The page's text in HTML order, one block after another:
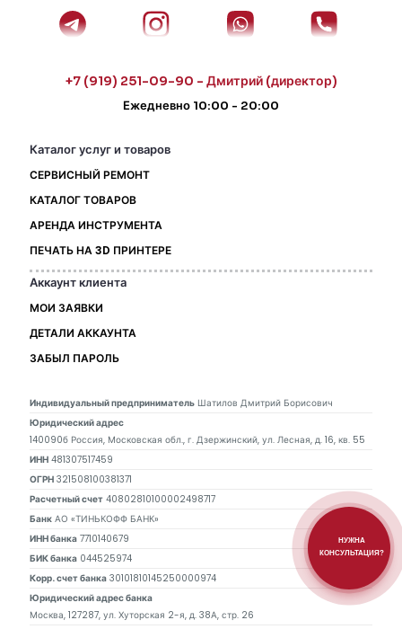
+7 (919) 251-09-90 - Дмитрий (директор)
Ежедневно 10:00 - 20:00
Каталог услуг и товаров
СЕРВИСНЫЙ РЕМОНТ
КАТАЛОГ ТОВАРОВ
АРЕНДА ИНСТРУМЕНТА
ПЕЧАТЬ НА 3D ПРИНТЕРЕ
Аккаунт клиента
МОИ ЗАЯВКИ
ДЕТАЛИ АККАУНТА
ЗАБЫЛ ПАРОЛЬ
Индивидуальный предприниматель Шатилов Дмитрий Борисович
Юридический адрес
140090б Россия, Московская обл., г. Дзержинский, ул. Лесная, д. 16, кв. 55
ИНН 481307517459
ОГРН 321508100381371
Расчетный счет 40802810100002498717
Банк АО «ТИНЬКОФФ БАНК»
ИНН банка 7710140679
БИК банка 044525974
Корр. счет банка 30101810145250000974
Юридический адрес банка
Москва, 127287, ул. Хуторская 2-я, д. 38А, стр. 26
НУЖНА
КОНСУЛЬТАЦИЯ?